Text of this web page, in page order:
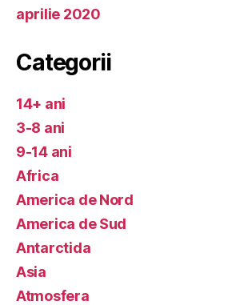
aprilie 2020
Categorii
14+ ani
3-8 ani
9-14 ani
Africa
America de Nord
America de Sud
Antarctida
Asia
Atmosfera